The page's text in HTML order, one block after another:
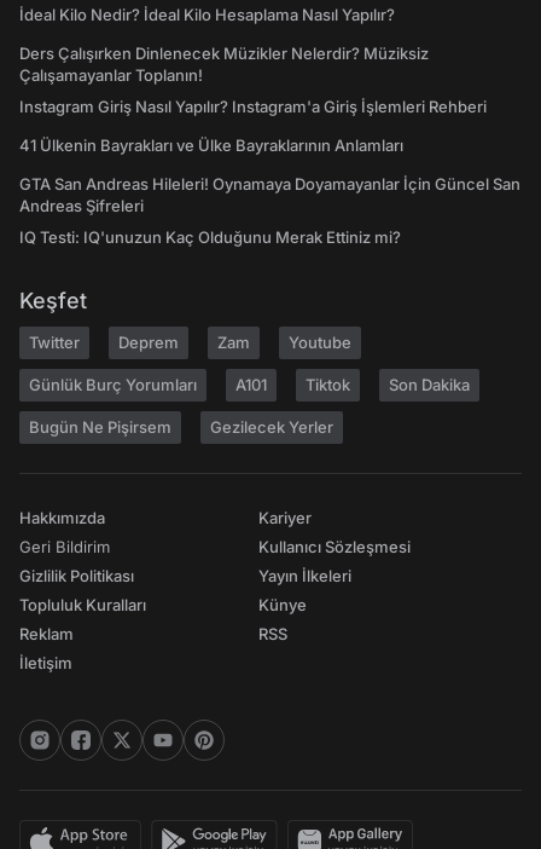
İdeal Kilo Nedir? İdeal Kilo Hesaplama Nasıl Yapılır?
Ders Çalışırken Dinlenecek Müzikler Nelerdir? Müziksiz
Çalışamayanlar Toplanın!
Instagram Giriş Nasıl Yapılır? Instagram'a Giriş İşlemleri Rehberi
41 Ülkenin Bayrakları ve Ülke Bayraklarının Anlamları
GTA San Andreas Hileleri! Oynamaya Doyamayanlar İçin Güncel San
Andreas Şifreleri
IQ Testi: IQ'unuzun Kaç Olduğunu Merak Ettiniz mi?
Keşfet
Twitter Deprem Zam Youtube
Günlük Burç Yorumları A101 Tiktok Son Dakika
Bugün Ne Pişirsem Gezilecek Yerler
Hakkımızda
Geri Bildirim
Gizlilik Politikası
Topluluk Kuralları
Reklam
İletişim
Kariyer
Kullanıcı Sözleşmesi
Yayın İlkeleri
Künye
RSS